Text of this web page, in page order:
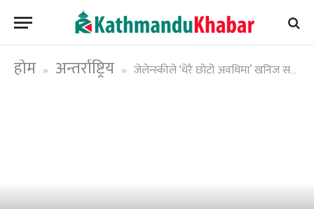
होम » अन्तर्राष्ट्रिय » जेलेन्स्कीले ‘धेरै छोटो अवधिमा’ खनिज सम्झौतामा हस्ताक्षर गर्ने ह्वाइट हाउसको दाबी